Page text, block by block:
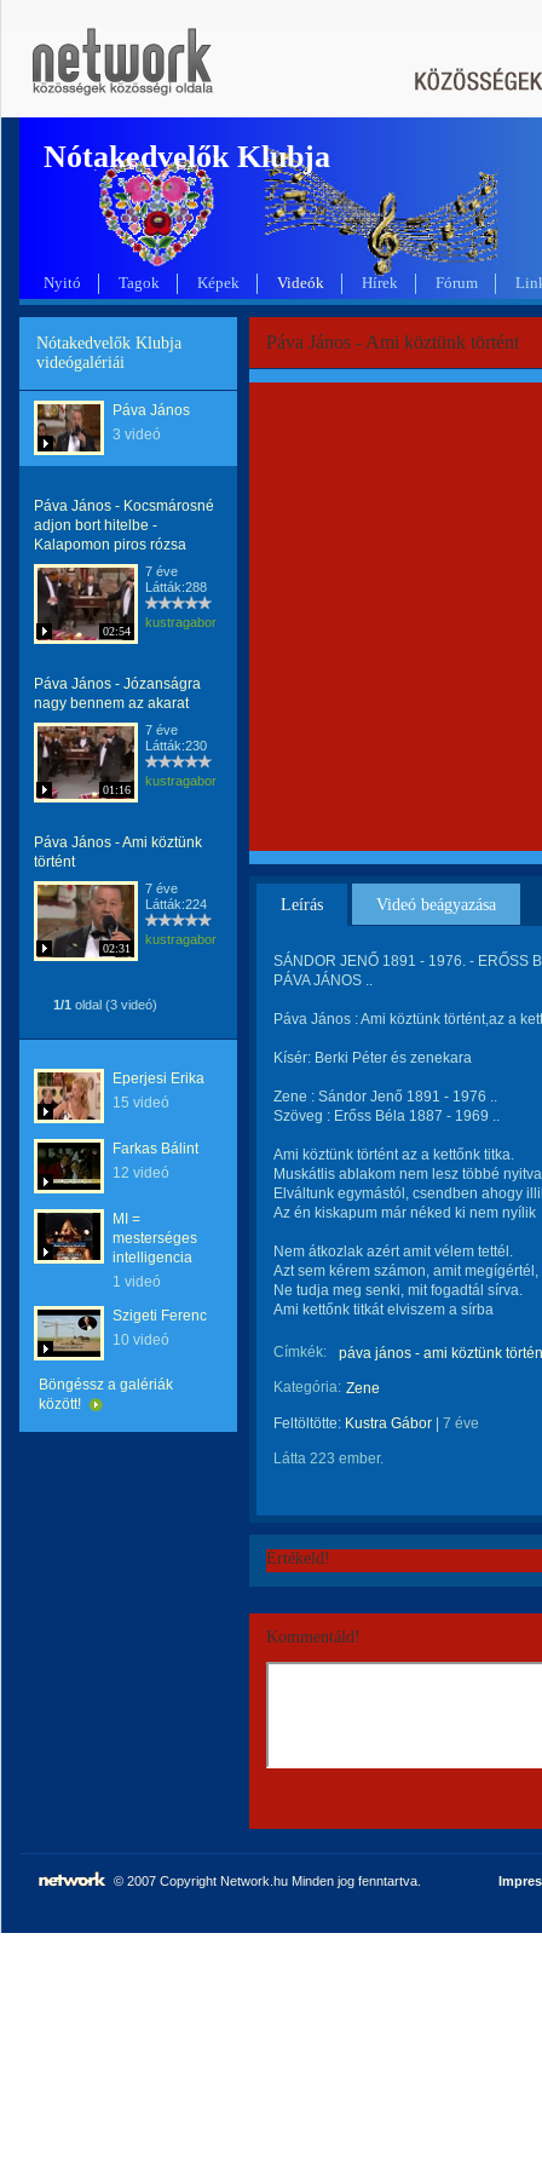
Nótakedvelők Klubja
Nyitó Tagok Képek Videók Hírek Fórum
Nótakedvelők Klubja
videógalériái
Páva János
3 videó
Páva János - Kocsmárosné
adjon bort hitelbe -
Kalapomon piros rózsa
02:54
7 éve
Látták:288
kustragabor
Páva János - Józanságra
nagy bennem az akarat
01:16
7 éve
Látták:230
kustragabor
Páva János - Ami köztünk
történt
02:31
7 éve
Látták:224
kustragabor
1/1 oldal (3 videó)
Eperjesi Erika
15 videó
Farkas Bálint
12 videó
MI =
mesterséges
intelligencia
1 videó
Szigeti Ferenc
10 videó
Böngéssz a galériák
között!
Páva János - Ami köztünk történt
Leírás Videó beágyazása
SÁNDOR JENŐ 1891 - 1976. - ERŐSS
PÁVA JÁNOS ..
Páva János : Ami köztünk történt,az a
Kísér: Berki Péter és zenekara
Zene : Sándor Jenő 1891 - 1976 ..
Szöveg : Erőss Béla 1887 - 1969 ..
Ami köztünk történt az a kettőnk titka.
Muskátlis ablakom nem lesz többé
Elváltunk egymástól, csendben ahogy
Az én kiskapum már néked ki nem nyílik
Nem átkozlak azért amit vélem tettél.
Azt sem kérem számon, amit megígértél,
Ne tudja meg senki, mit fogadtál sírva.
Ami kettőnk titkát elviszem a sírba
Címkék:
páva jános - ami köztünk
Kategória: Zene
Feltöltötte: Kustra Gábor 7 éve
Látta 223 ember.
Értékeld!
Kommentáld!
© 2007 Copyright Network.hu Minden jog fenntartva.